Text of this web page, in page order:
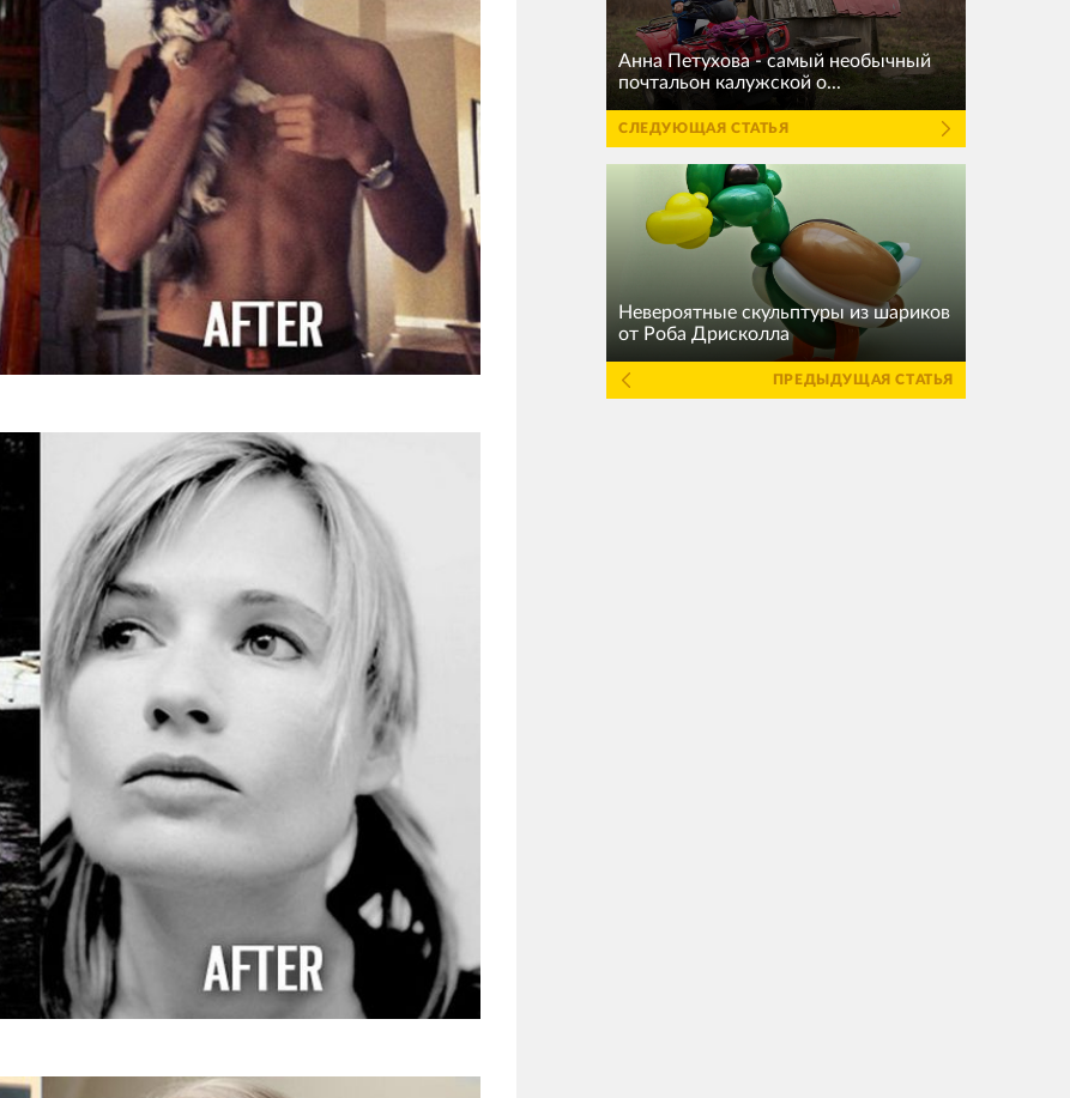
Анна Петухова - самый необычный
почтальон калужской о...
СЛЕДУЮЩАЯ СТАТЬЯ
Невероятные скульптуры из шариков
от Роба Дрисколла
ПРЕДЫДУЩАЯ СТАТЬЯ